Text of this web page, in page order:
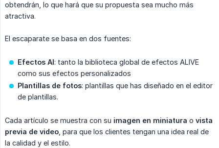
obtendrán, lo que hará que su propuesta sea mucho más
atractiva.
El escaparate se basa en dos fuentes:
Efectos AI: tanto la biblioteca global de efectos ALIVE
como sus efectos personalizados
Plantillas de fotos: plantillas que has diseñado en el editor
de plantillas.
Cada artículo se muestra con su imagen en miniatura o vista
previa de video , para que los clientes tengan una idea real de
la calidad y el estilo.